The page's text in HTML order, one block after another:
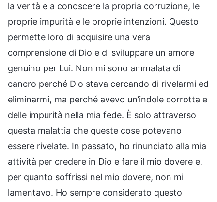
la verità e a conoscere la propria corruzione, le
proprie impurità e le proprie intenzioni. Questo
permette loro di acquisire una vera
comprensione di Dio e di sviluppare un amore
genuino per Lui. Non mi sono ammalata di
cancro perché Dio stava cercando di rivelarmi ed
eliminarmi, ma perché avevo un’indole corrotta e
delle impurità nella mia fede. È solo attraverso
questa malattia che queste cose potevano
essere rivelate. In passato, ho rinunciato alla mia
attività per credere in Dio e fare il mio dovere e,
per quanto soffrissi nel mio dovere, non mi
lamentavo. Ho sempre considerato questo